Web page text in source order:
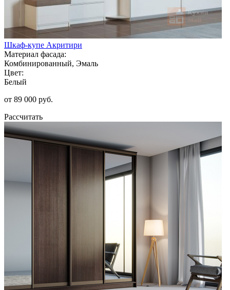
Шкаф-купе Акритири
Материал фасада:
Комбинированный, Эмаль
Цвет:
Белый
от 89 000 руб.
Рассчитать